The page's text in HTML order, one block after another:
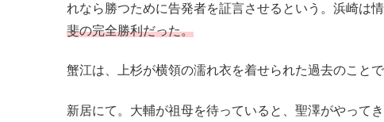
れなら勝つために告発者を証言させるという。浜崎は
斐の完全勝利だった。
蟹江は、上杉が横領の濡れ衣を着せられた過去のこと
新居にて。大輔が祖母を待っていると、聖澤がやってき